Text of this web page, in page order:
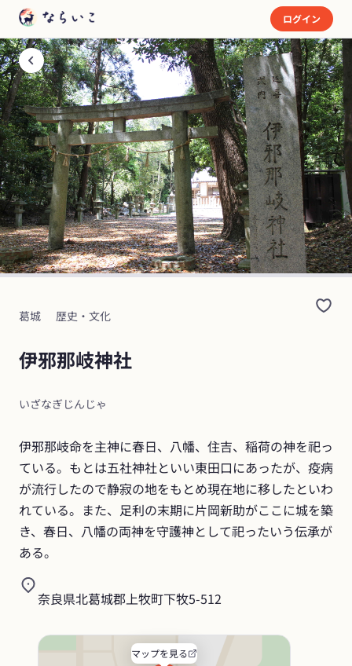
ログイン
葛城 歴史・文化
伊邪那岐神社
いざなぎじんじゃ
伊邪那岐命を主神に春日、八幡、住吉、稲荷の神を祀っ
ている。もとは五社神社といい東田口にあったが、疫病
が流行したので静寂の地をもとめ現在地に移したといわ
れている。また、足利の末期に片岡新助がここに城を築
き、春日、八幡の両神を守護神として祀ったいう伝承が
ある。
奈良県北葛城郡上牧町下牧5-512
マップを見る